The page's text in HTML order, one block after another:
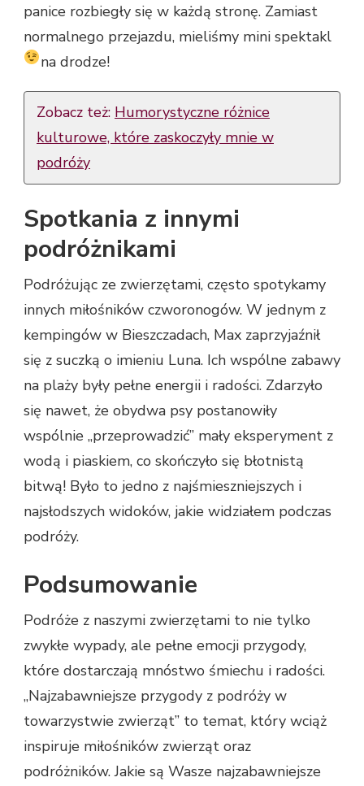
panice rozbiegły się w każdą stronę. Zamiast
normalnego przejazdu, mieliśmy mini spektakl
na drodze!
Zobacz też: Humorystyczne różnice
kulturowe, które zaskoczyły mnie w
podróży
Spotkania z innymi
podróżnikami
Podróżując ze zwierzętami, często spotykamy
innych miłośników czworonogów. W jednym z
kempingów w Bieszczadach, Max zaprzyjaźnił
się z suczką o imieniu Luna. Ich wspólne zabawy
na plaży były pełne energii i radości. Zdarzyło
się nawet, że obydwa psy postanowiły
wspólnie „przeprowadzić” mały eksperyment z
wodą i piaskiem, co skończyło się błotnistą
bitwą! Było to jedno z najśmieszniejszych i
najsłodszych widoków, jakie widziałem podczas
podróży.
Podsumowanie
Podróże z naszymi zwierzętami to nie tylko
zwykłe wypady, ale pełne emocji przygody,
które dostarczają mnóstwo śmiechu i radości.
„Najzabawniejsze przygody z podróży w
towarzystwie zwierząt” to temat, który wciąż
inspiruje miłośników zwierząt oraz
podróżników. Jakie są Wasze najzabawniejsze